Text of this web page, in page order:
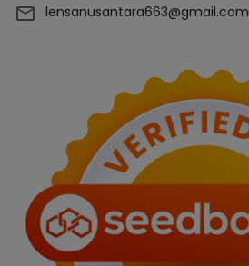
lensanusantara663@gmail.com